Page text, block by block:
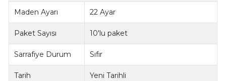
Maden Ayarı 22 Ayar
Paket Sayısı 10'lu paket
Sarrafiye Durum Sıfır
Tarih Yeni Tarihli